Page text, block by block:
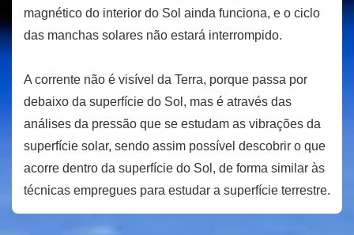
magnético do interior do Sol ainda funciona, e o ciclo
das manchas solares não estará interrompido.
A corrente não é visível da Terra, porque passa por
debaixo da superfície do Sol, mas é através das
análises da pressão que se estudam as vibrações da
superfície solar, sendo assim possível descobrir o que
acorre dentro da superfície do Sol, de forma similar às
técnicas empregues para estudar a superfície terrestre.